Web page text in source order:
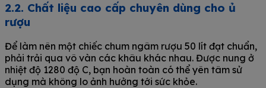
2.2. Chất liệu cao cấp chuyên dùng cho ủ
rượu
Để làm nên một chiếc chum ngâm rượu 50 lít đạt chuẩn,
phải trải qua vô vàn các khâu khác nhau. Được nung ở
nhiệt độ 1280 độ C, bạn hoàn toàn có thể yên tâm sử
dụng mà không lo ảnh hưởng tới sức khỏe.